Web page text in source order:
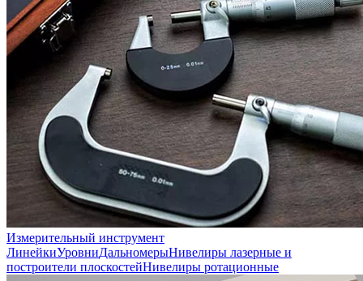
Измерительный инструмент
ЛинейкиУровниДальномерыНивелиры лазерные и
построители плоскостейНивелиры ротационные